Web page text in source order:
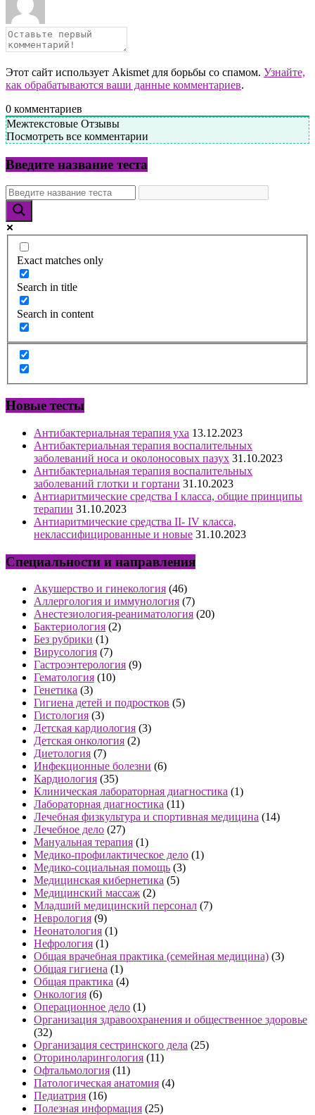
Этот сайт использует Akismet для борьбы со спамом. Узнайте,
как обрабатываются ваши данные комментариев.
0 комментариев
Межтекстовые Отзывы
Посмотреть все комментарии
Введите название теста
Exact matches only
Search in title
Search in content
Новые тесты
Антибактериальная терапия уха 13.12.2023
Антибактериальная терапия воспалительных
заболеваний носа и околоносовых пазух 31.10.2023
Антибактериальная терапия воспалительных
заболеваний глотки и гортани 31.10.2023
Антиаритмические средства I класса, общие принципы
терапии 31.10.2023
Антиаритмические средства II- IV класса,
неклассифицированные и новые 31.10.2023
Специальности и направления
Акушерство и гинекология (46)
Аллергология и иммунология (7)
Анестезиология-реаниматология (20)
Бактериология (2)
Без рубрики (1)
Вирусология (7)
Гастроэнтерология (9)
Гематология (10)
Генетика (3)
Гигиена детей и подростков (5)
Гистология (3)
Детская кардиология (3)
Детская онкология (2)
Диетология (7)
Инфекционные болезни (6)
Кардиология (35)
Клиническая лабораторная диагностика (1)
Лабораторная диагностика (11)
Лечебная физкультура и спортивная медицина (14)
Лечебное дело (27)
Мануальная терапия (1)
Медико-профилактическое дело (1)
Медико-социальная помощь (3)
Медицинская кибернетика (5)
Медицинский массаж (2)
Младший медицинский персонал (7)
Неврология (9)
Неонатология (1)
Нефрология (1)
Общая врачебная практика (семейная медицина) (3)
Общая гигиена (1)
Общая практика (4)
Онкология (6)
Операционное дело (1)
Организация здравоохранения и общественное здоровье
(32)
Организация сестринского дела (25)
Оториноларингология (11)
Офтальмология (11)
Патологическая анатомия (4)
Педиатрия (16)
Полезная информация (25)